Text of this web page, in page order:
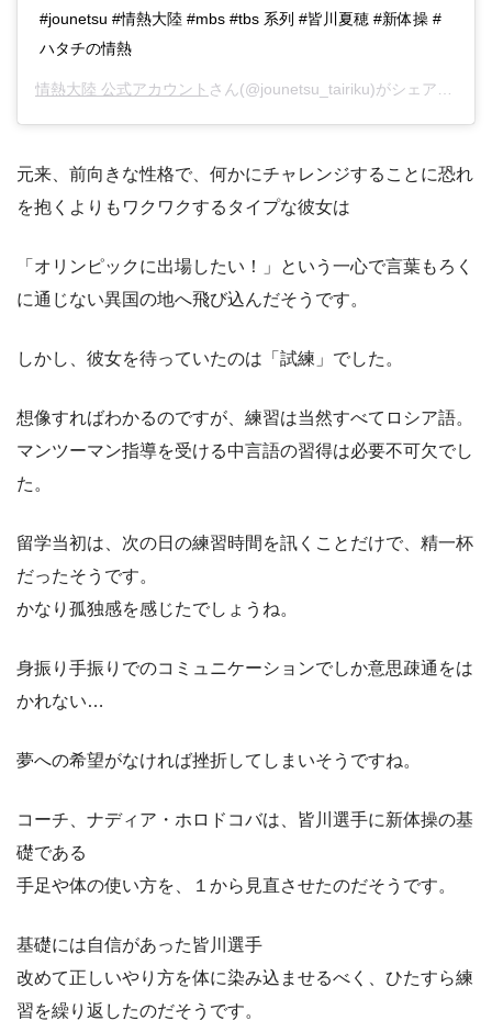
#jounetsu #情熱大陸 #mbs #tbs 系列 #皆川夏穂 #新体操 #
ハタチの情熱
情熱大陸 公式アカウント さん(@jounetsu_tairiku)がシェアした投稿 –
元来、前向きな性格で、何かにチャレンジすることに恐れ
を抱くよりもワクワクするタイプな彼女は
「オリンピックに出場したい！」という一心で言葉もろく
に通じない異国の地へ飛び込んだそうです。
しかし、彼女を待っていたのは「試練」でした。
想像すればわかるのですが、練習は当然すべてロシア語。
マンツーマン指導を受ける中言語の習得は必要不可欠でし
た。
留学当初は、次の日の練習時間を訊くことだけで、精一杯
だったそうです。
かなり孤独感を感じたでしょうね。
身振り手振りでのコミュニケーションでしか意思疎通をは
かれない…
夢への希望がなければ挫折してしまいそうですね。
コーチ、ナディア・ホロドコバは、皆川選手に新体操の基
礎である
手足や体の使い方を、１から見直させたのだそうです。
基礎には自信があった皆川選手
改めて正しいやり方を体に染み込ませるべく、ひたすら練
習を繰り返したのだそうです。